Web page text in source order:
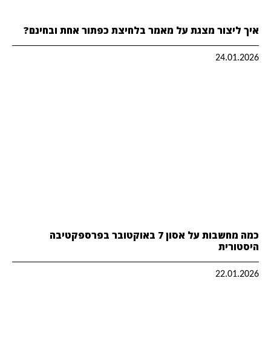
איך ליצור מצגת על מאמר בלחיצת כפתור אחת ובחינם?
24.01.2026
כמה מחשבות על אסון 7 באוקטובר בפרספקטיבה
היסטורית
22.01.2026